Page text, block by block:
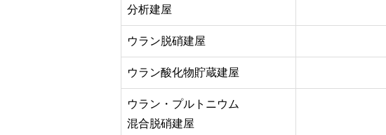
分析建屋
ウラン脱硝建屋
ウラン酸化物貯蔵建屋
ウラン・プルトニウム
混合脱硝建屋